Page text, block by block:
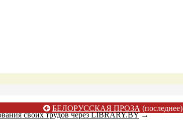
БЕЛОРУССКАЯ ПРОЗА (последнее)
своих трудов через LIBRARY.BY→